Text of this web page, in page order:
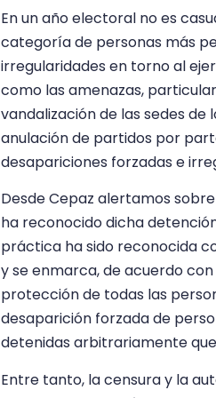
En un año electoral no es
categoría de personas más
irregularidades en torno al
como las amenazas,
vandalización de las sedes
anulación de partidos por
desapariciones forzadas e
Desde Cepaz alertamos
ha reconocido dicha
práctica ha sido reconocida
y se enmarca, de acuerdo
protección de todas las
desaparición forzada de
detenidas arbitrariamente
Entre tanto, la censura y la